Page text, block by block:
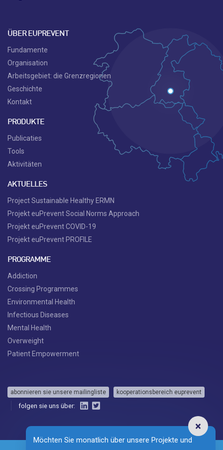
Möchten Sie monatlich über unsere Projekte und
ÜBER EUPREVENT
Fundamente
Organisation
Arbeitsgebiet: die Grenzregionen
Geschichte
Kontakt
PRODUKTE
Publicaties
Tools
Aktivitäten
AKTUELLES
Project Sustainable Healthy ERMN
Projekt euPrevent Social Norms Approach
Projekt euPrevent COVID-19
Projekt euPrevent PROFILE
PROGRAMME
Addiction
Crossing Programmes
Environmental Health
Infectious Diseases
Mental Health
Overweight
Patient Empowerment
abonnieren sie unsere mailingliste kooperationsbereich euprevent
folgen sie uns über: